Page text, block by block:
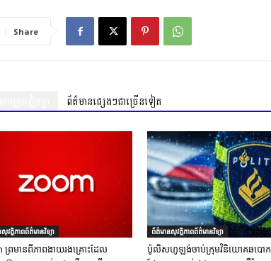
Share
ព័ត៌មានផ្សេងៗជាច្រើនទៀត
វត្ថិភាពព័ត៌មានវិទ្យា
ព្រមានពីភាពងាយរងគ្រោះដែល
ព័ត៌មានសុវត្ថិភាពព័ត៌មានវិទ្យា
ប៉ូលិសហូឡង់ចាប់ក្រុមវិនិយោគឆបោក